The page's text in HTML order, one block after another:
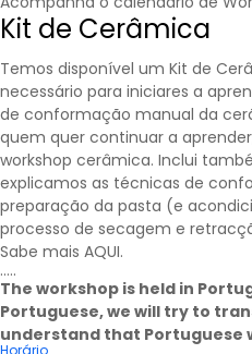
Kit de Cerâmica
Temos disponível um Kit de
necessário para iniciares a
de conformação manual da
quem quer continuar a
workshop cerâmica. Inclui
explicamos as técnicas de
preparação da pasta (e
processo de secagem e
Sabe mais AQUI.
…..
The workshop is held in
Portuguese, we will try to
understand that Portuguese
Horário